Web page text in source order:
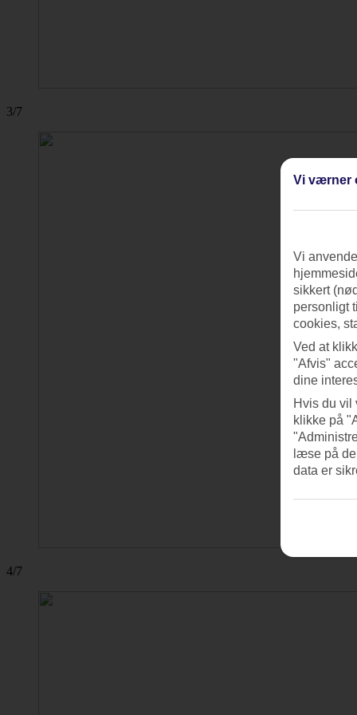
3/7
4/7
Vi værner
Vi
sikkert
personligt
cookies,
Ved at
"Afvis"
dine
Hvis du vil
klikke på
læse på
data er